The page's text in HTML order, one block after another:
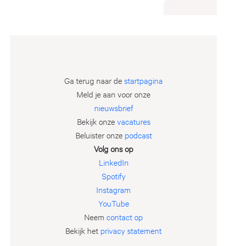
Ga terug naar destartpagina
Meld je aan voor onze
nieuwsbrief
Bekijk onzevacatures
Beluister onze podcast
Volg ons op
LinkedIn
Spotify
Instagram
YouTube
Neem contact op
Bekijk het privacy statement